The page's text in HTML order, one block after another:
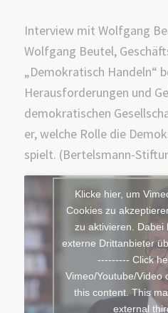
Interview mit Wolfgang
Wolfgang Beutel,
„Demokratisch Handeln“
Herausforderungen und
demokratischen
er, welche Rolle die
spielt. (Bertelsmann-
Klicke hier, um
Cookies zu
zu aktivieren. Dabei
externe Drittanbieter
--------- Click
Vimeo/Youtube/Video
this content. This
external